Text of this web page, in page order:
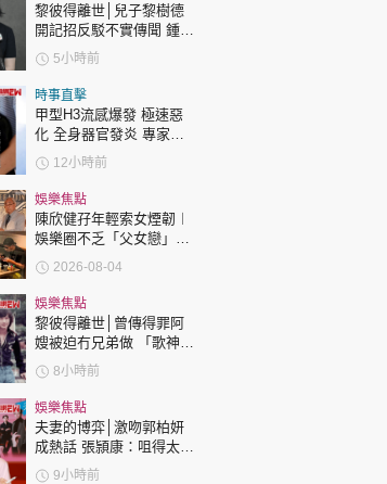
親子王
All rights reserved.
黎彼得離世│兒子黎樹德
開記招反駁不實傳聞 鍾志
光代好友澄清：冇經濟問
題
5小時前
時事直擊
甲型H3流感爆發 極速惡
化 全身器官發炎 專家：
持續高燒要立即求醫
12小時前
娛樂焦點
陳欣健孖年輕索女煙韌︱
娛樂圈不乏「父女戀」
「爺孫戀」 年齡差距最大
達51歲 最受矚目有李龍
基謝賢
2026-08-04
娛樂焦點
黎彼得離世│曾傳得罪阿
嫂被迫冇兄弟做 「歌神」
許冠傑親筆撰寫悼念忘友
8小時前
娛樂焦點
夫妻的博弈│激吻郭柏妍
成熱話 張頴康：咀得太
多，一啲都唔享受！
9小時前